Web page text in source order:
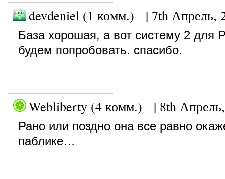
devdeniel (1 комм.) | 7th Апрель,
База хорошая, а вот систему 2 для
будем попробовать. спасибо.
Webliberty (4 комм.) | 8th
Рано или поздно она все равно
паблике…